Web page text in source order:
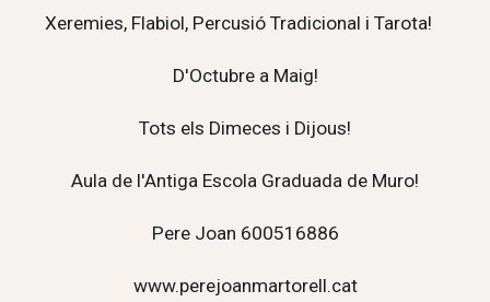
Xeremies, Flabiol, Percusió Tradicional i Tarota!
D'Octubre a Maig!
Tots els Dimeces i Dijous!
Aula de l'Antiga Escola Graduada de Muro!
Pere Joan 600516886
www.perejoanmartorell.cat